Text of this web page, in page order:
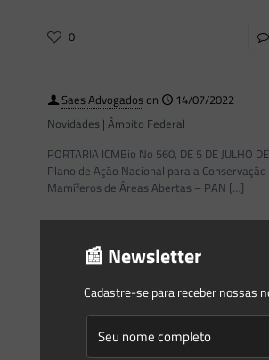
0
Saes Advogadoson
14/07/2022
Novidades | Âmbito Federal
PORTARIA ICMBio No 560, DE 5 DE JULHO
Plano de Ação Nacional para a
Mamíferos de Áreas Abertas – PAN […]
Saes Advogadoson
14/07/2022
Novidades | Âmbito Federal
📰 Newsletter
Cadastre-se para receber nossas